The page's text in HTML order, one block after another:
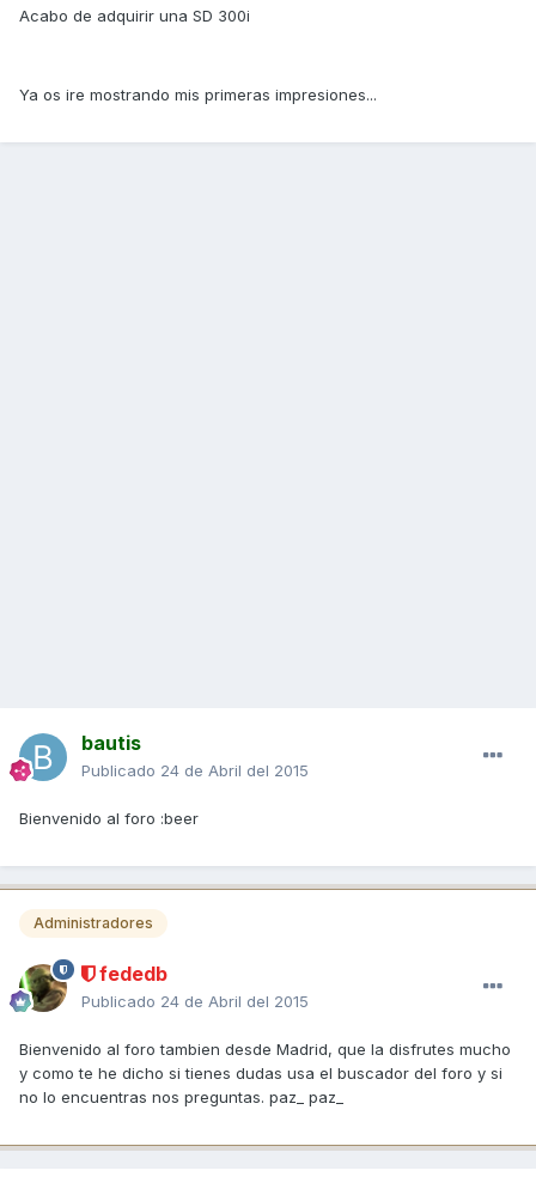
Acabo de adquirir una SD 300i
Ya os ire mostrando mis primeras impresiones...
bautis
Publicado 24 de Abril del 2015
Bienvenido al foro :beer
Administradores
fededb
Publicado 24 de Abril del 2015
Bienvenido al foro tambien desde Madrid, que la disfrutes mucho
y como te he dicho si tienes dudas usa el buscador del foro y si
no lo encuentras nos preguntas. paz_ paz_